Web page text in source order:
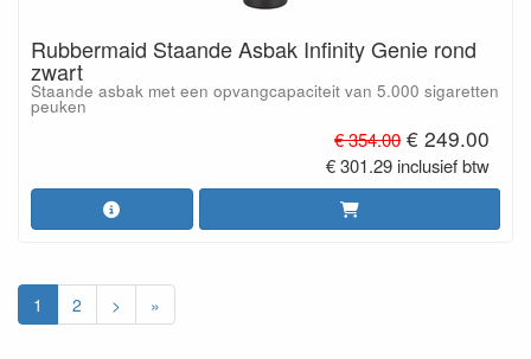
Rubbermaid Staande Asbak Infinity Genie rond
zwart
Staande asbak met een opvangcapaciteit van 5.000 sigaretten
peuken
€ 354.00 € 249.00
€ 301.29 inclusief btw
1 2 > »